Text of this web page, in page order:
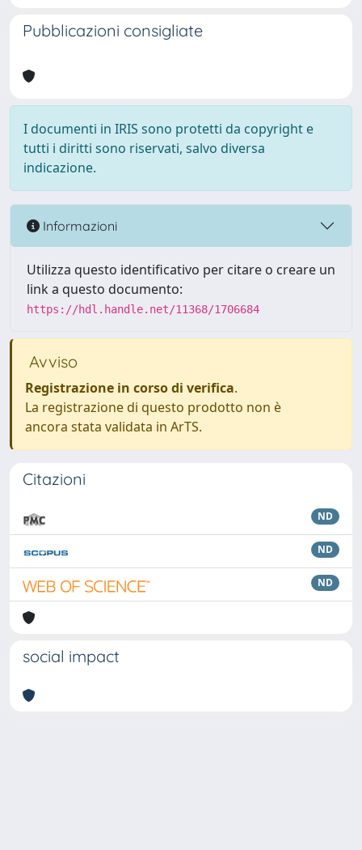
Pubblicazioni consigliate
I documenti in IRIS sono protetti da copyright e
tutti i diritti sono riservati, salvo diversa
indicazione.
Informazioni
Utilizza questo identificativo per citare o creare un
link a questo documento:
https://hdl.handle.net/11368/1706684
Avviso
Registrazione in corso di verifica.
La registrazione di questo prodotto non è
ancora stata validata in ArTS.
Citazioni
ND
ND
ND
social impact